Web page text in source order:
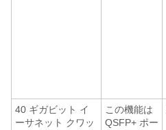
40 ギガビット イ
ーサネット クワッ
この機能は
QSFP+ ポー